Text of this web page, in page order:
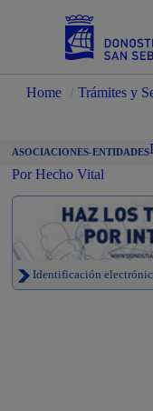
Home Trámites y
ASOCIACIONES-ENTIDADES
Por Hecho Vital
Identificación